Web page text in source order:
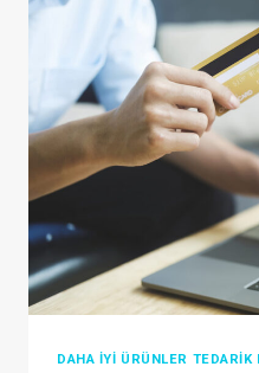
2026?
DAHA İYI ÜRÜNLER TEDARIK